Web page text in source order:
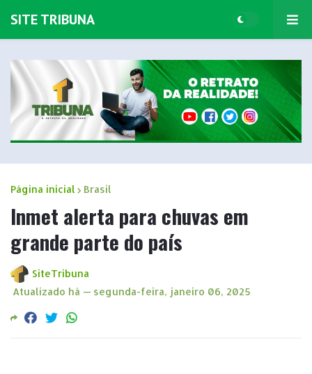
SITE TRIBUNA
Página inicial Brasil
Inmet alerta para chuvas em
grande parte do país
SiteTribuna
Atualizado há — segunda-feira, janeiro 06, 2025